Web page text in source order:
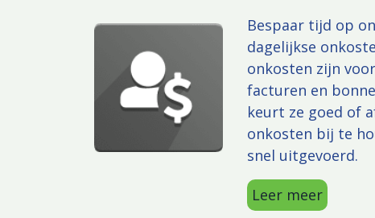
Bespaar tijd op
dagelijkse
onkosten zijn
facturen en
keurt ze goed of
onkosten bij te
snel uitgevoerd.
Leer meer